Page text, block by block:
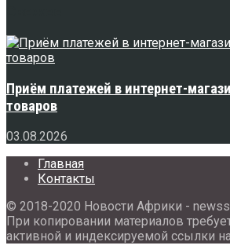
Приём платежей в интернет-
товаров
03.08.2026
Главная
Контакты
© 2018-2020 Новости Африки -
При копировании материалов
активной и индексируемой ссылки на